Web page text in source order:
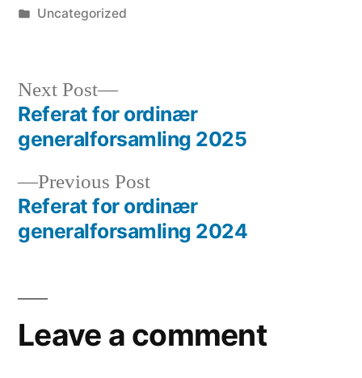
by
Posted
Uncategorized
Indlægsnavigation
Previous PostPrevious
post:
Referat for ordinær
generalforsamling 2024
Next Post
Next
post:
Referat for ordinær
generalforsamling 2025
Leave a comment